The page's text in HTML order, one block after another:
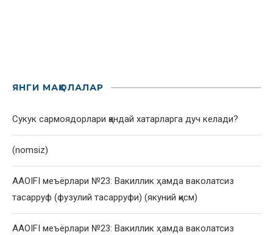
ЯНГИ МАҚОЛАЛАР
Сукук сармоядорлари қандай хатарларга дуч келади?
(nomsiz)
AAOIFI меъёрлари №23: Вакиллик ҳамда ваколатсиз
тасарруф (фузулий тасарруфи) (якуний қисм)
AAOIFI меъёрлари №23: Вакиллик ҳамда ваколатсиз